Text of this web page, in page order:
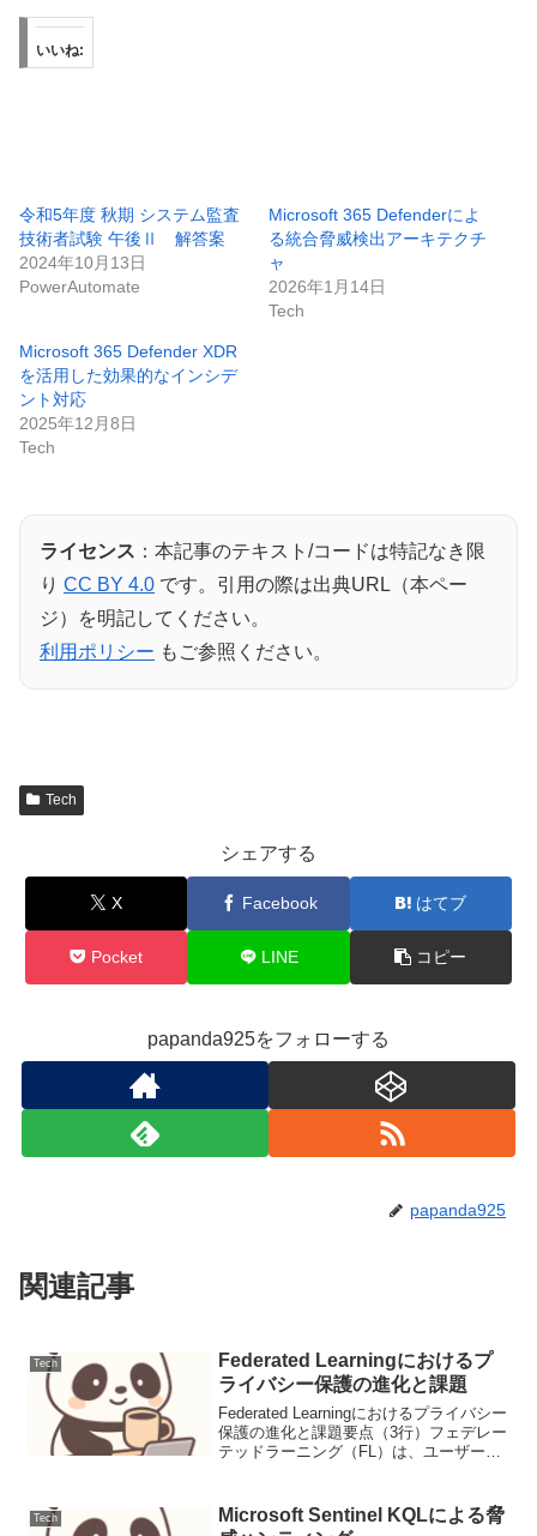
いいね:
令和5年度 秋期 システム監査
技術者試験 午後Ⅱ 解答案
2024年10月13日
PowerAutomate
Microsoft 365 Defenderによ
る統合脅威検出アーキテクチ
ャ
2026年1月14日
Tech
Microsoft 365 Defender XDR
を活用した効果的なインシデ
ント対応
2025年12月8日
Tech
ライセンス ：本記事のテキスト/コードは特記なき限
り CC BY 4.0 です。引用の際は出典URL（本ペー
ジ）を明記してください。
利用ポリシー もご参照ください。
Tech
シェアする
X Facebook はてブ
Pocket LINE コピー
papanda925をフォローする
papanda925
関連記事
Tech
Federated Learningにおけるプ
ライバシー保護の進化と課題
Federated Learningにおけるプライバシー
保護の進化と課題要点（3行）フェデレー
テッドラーニング（FL）は、ユーザーの
モデル性能を両立させる技術です。差
分...
Tech
Microsoft Sentinel KQLによる脅